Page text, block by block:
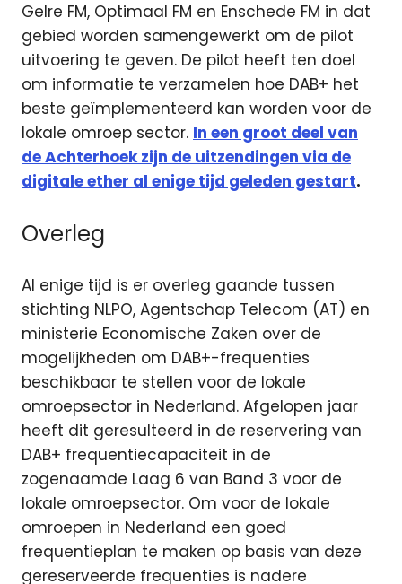
Gelre FM, Optimaal FM en Enschede FM in dat
gebied worden samengewerkt om de pilot
uitvoering te geven. De pilot heeft ten doel
om informatie te verzamelen hoe DAB+ het
beste geïmplementeerd kan worden voor de
lokale omroep sector. In een groot deel van
de Achterhoek zijn de uitzendingen via de
digitale ether al enige tijd geleden gestart.
Overleg
Al enige tijd is er overleg gaande tussen
stichting NLPO, Agentschap Telecom (AT) en
ministerie Economische Zaken over de
mogelijkheden om DAB+-frequenties
beschikbaar te stellen voor de lokale
omroepsector in Nederland. Afgelopen jaar
heeft dit geresulteerd in de reservering van
DAB+ frequentiecapaciteit in de
zogenaamde Laag 6 van Band 3 voor de
lokale omroepsector. Om voor de lokale
omroepen in Nederland een goed
frequentieplan te maken op basis van deze
gereserveerde frequenties is nadere